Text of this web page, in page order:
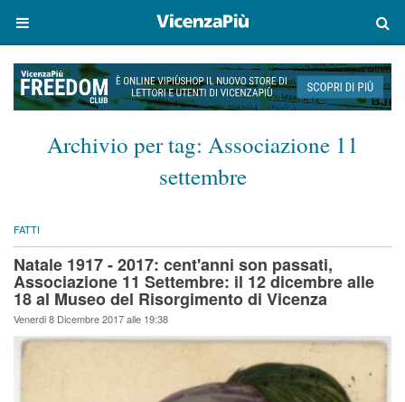
Archivio per tag: Associazione 11
settembre
FATTI
Natale 1917 - 2017: cent'anni son passati,
Associazione 11 Settembre: il 12 dicembre alle
18 al Museo del Risorgimento di Vicenza
Venerdi 8 Dicembre 2017 alle 19:38